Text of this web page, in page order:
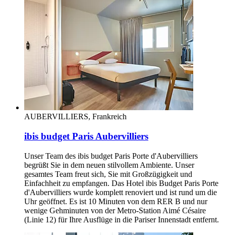
AUBERVILLIERS, Frankreich
ibis budget Paris Aubervilliers
Unser Team des ibis budget Paris Porte d'Aubervilliers
begrüßt Sie in dem neuen stilvollem Ambiente. Unser
gesamtes Team freut sich, Sie mit Großzügigkeit und
Einfachheit zu empfangen. Das Hotel ibis Budget Paris Porte
d'Aubervilliers wurde komplett renoviert und ist rund um die
Uhr geöffnet. Es ist 10 Minuten von dem RER B und nur
wenige Gehminuten von der Metro-Station Aimé Césaire
(Linie 12) für Ihre Ausflüge in die Pariser Innenstadt entfernt.